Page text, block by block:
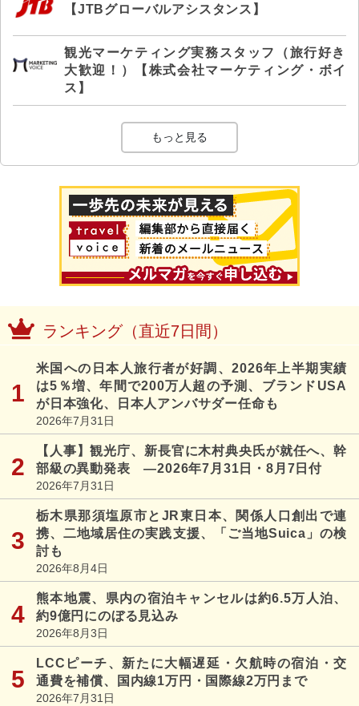
【JTBグローバルアシスタンス】
観光マーケティング実務スタッフ（旅行好き
大歓迎！）【株式会社マーケティング・ボイ
ス】
もっと見る
ランキング（直近7日間）
米国への日本人旅行者が好調、2026年上半期実績
は5％増、年間で200万人超の予測、ブランドUSA
が日本強化、日本人アンバサダー任命も
2026年7月31日
【人事】観光庁、新長官に木村典央氏が就任へ、幹
部級の異動発表 ―2026年7月31日・8月7日付
2026年7月31日
栃木県那須塩原市とJR東日本、関係人口創出で連
携、二地域居住の実践支援、「ご当地Suica」の検
討も
2026年8月4日
熊本地震、県内の宿泊キャンセルは約6.5万人泊、
約9億円にのぼる見込み
2026年8月3日
LCCピーチ、新たに大幅遅延・欠航時の宿泊・交
通費を補償、国内線1万円・国際線2万円まで
2026年7月31日